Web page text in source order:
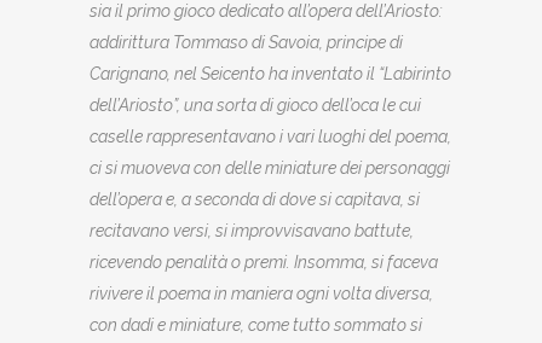
sia il primo gioco dedicato all’opera dell’Ariosto:
addirittura Tommaso di Savoia, principe di
Carignano, nel Seicento ha inventato il “Labirinto
dell’Ariosto”, una sorta di gioco dell’oca le cui
caselle rappresentavano i vari luoghi del poema,
ci si muoveva con delle miniature dei personaggi
dell’opera e, a seconda di dove si capitava, si
recitavano versi, si improvvisavano battute,
ricevendo penalità o premi. Insomma, si faceva
rivivere il poema in maniera ogni volta diversa,
con dadi e miniature, come tutto sommato si